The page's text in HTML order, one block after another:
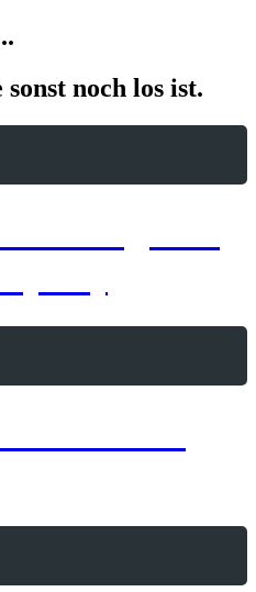
sonst noch los ist.